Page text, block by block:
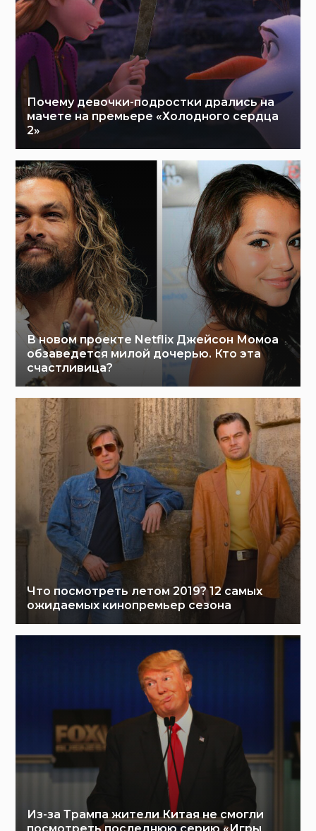
Почему девочки-подростки дрались на
мачете на премьере «Холодного сердца
2»
В новом проекте Netflix Джейсон Момоа
обзаведется милой дочерью. Кто эта
счастливица?
Что посмотреть летом 2019? 12 самых
ожидаемых кинопремьер сезона
Из-за Трампа жители Китая не смогли